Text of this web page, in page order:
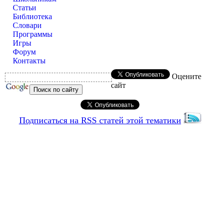
Статьи
Библиотека
Словари
Программы
Игры
Форум
Контакты
Оцените
сайт
Подписаться на RSS статей этой тематики